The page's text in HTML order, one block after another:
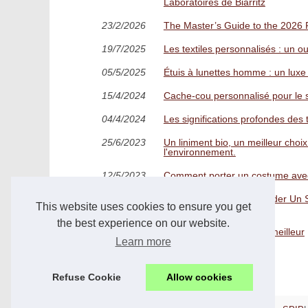
This website uses cookies to ensure you get
the best experience on our website.
Learn more
Refuse Cookie Allow cookies
23/2/2026 The Master’s Guide to the 2026
19/7/2025 Les textiles personnalisés : un
05/5/2025 Étuis à lunettes homme : un
15/4/2024 Cache-cou personnalisé pour le
04/4/2024 Les significations profondes
25/6/2023
Un liniment bio, un meilleur
l'environnement.
12/5/2023 Comment porter un costume
Les Avantages De Posséder
L'environnement
16/4/2023 Le bon, le mauvais et le meilleur